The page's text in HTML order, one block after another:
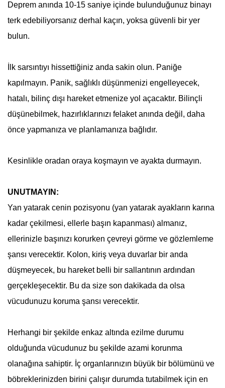
Depremanında 10-15 saniye içinde bulunduğunuz binayı
terk edebiliyorsanız derhal kaçın, yoksa güvenli bir yer
bulun.
İlk sarsıntıyı hissettiğiniz anda sakin olun. Paniğe
kapılmayın. Panik, sağlıklı düşünmenizi engelleyecek,
hatalı, bilinç dışı hareket etmenize yol açacaktır. Bilinçli
düşünebilmek, hazırlıklarınızı felaket anında değil, daha
önce yapmanıza ve planlamanıza bağlıdır.
Kesinlikle oradan oraya koşmayın ve ayakta durmayın.
UNUTMAYIN:
Yan yatarak cenin pozisyonu (yan yatarak ayakların karına
kadar çekilmesi, ellerle başın kapanması) almanız,
ellerinizle başınızı korurken çevreyi görme ve gözlemleme
şansı verecektir. Kolon, kiriş veya duvarlar bir anda
düşmeyecek, bu hareket belli bir sallantının ardından
gerçekleşecektir. Bu da size son dakikada da olsa
vücudunuzu koruma şansı verecektir.
Herhangi bir şekilde enkaz altında ezilme durumu
olduğunda vücudunuz bu şekilde azami korunma
olanağına sahiptir. İç organlarınızın büyük bir bölümünü ve
böbreklerinizden birini çalışır durumda tutabilmek için en